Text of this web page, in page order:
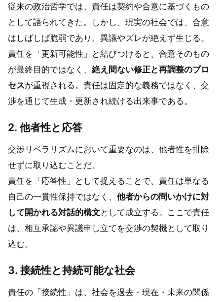
従来の政治哲学では、責任は契約や合意に基づくもの
として語られてきた。しかし、現実の社会では、合意
はしばしば脆弱であり、異議やズレが絶えず生じる。
責任を「更新可能性」と結びつけると、合意そのもの
が最終目的ではなく、 絶え間ない修正と再調整のプロ
セスが重視される。責任は固定的な義務ではなく、交
渉を通じて生成・更新され続ける出来事である。
2. 他者性と応答
交渉リベラリズムにおいて重要なのは、他者性を排除
せずに取り込むことだ。
責任を「応答性」として捉えることで、責任は単なる
自己の一貫性保持ではなく、 他者からの問いかけに対
して開かれる対話的構文として成立する。ここで責任
は、相互承認や異議申し立てを交渉の契機として取り
込む。
3. 接続性と持続可能な社会
責任の「接続性」は、社会を過去・現在・未来の関係